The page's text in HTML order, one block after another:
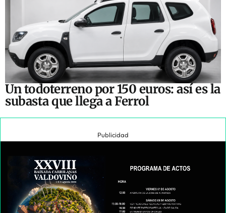
Un todoterreno por 150 euros: así es la
subasta que llega a Ferrol
Publicidad